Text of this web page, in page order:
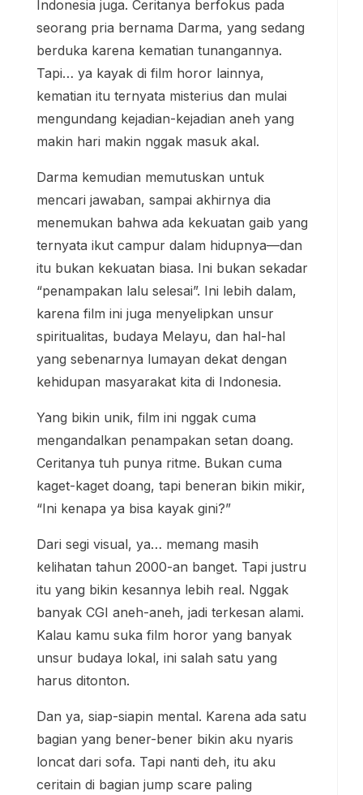
Indonesia juga. Ceritanya berfokus pada
seorang pria bernama Darma, yang sedang
berduka karena kematian tunangannya.
Tapi… ya kayak di film horor lainnya,
kematian itu ternyata misterius dan mulai
mengundang kejadian-kejadian aneh yang
makin hari makin nggak masuk akal.
Darma kemudian memutuskan untuk
mencari jawaban, sampai akhirnya dia
menemukan bahwa ada kekuatan gaib yang
ternyata ikut campur dalam hidupnya—dan
itu bukan kekuatan biasa. Ini bukan sekadar
“penampakan lalu selesai”. Ini lebih dalam,
karena film ini juga menyelipkan unsur
spiritualitas, budaya Melayu, dan hal-hal
yang sebenarnya lumayan dekat dengan
kehidupan masyarakat kita di Indonesia.
Yang bikin unik, film ini nggak cuma
mengandalkan penampakan setan doang.
Ceritanya tuh punya ritme. Bukan cuma
kaget-kaget doang, tapi beneran bikin mikir,
“Ini kenapa ya bisa kayak gini?”
Dari segi visual, ya… memang masih
kelihatan tahun 2000-an banget. Tapi justru
itu yang bikin kesannya lebih real. Nggak
banyak CGI aneh-aneh, jadi terkesan alami.
Kalau kamu suka film horor yang banyak
unsur budaya lokal, ini salah satu yang
harus ditonton.
Dan ya, siap-siapin mental. Karena ada satu
bagian yang bener-bener bikin aku nyaris
loncat dari sofa. Tapi nanti deh, itu aku
ceritain di bagian jump scare paling